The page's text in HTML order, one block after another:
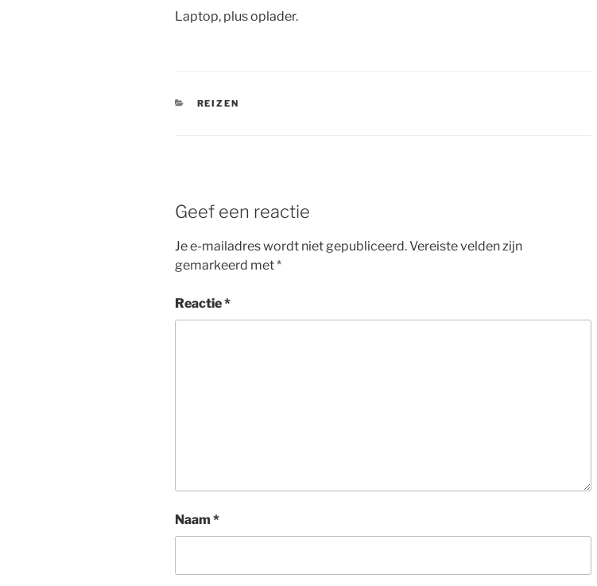
Laptop, plus oplader.
CATEGORIEËN
REIZEN
Geef een reactie
Je e-mailadres wordt niet gepubliceerd.Vereiste velden zijn
gemarkeerd met*
Reactie*
Naam *